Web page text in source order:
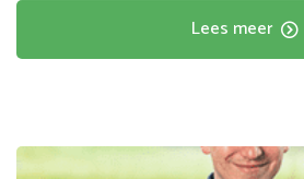
Lees meer